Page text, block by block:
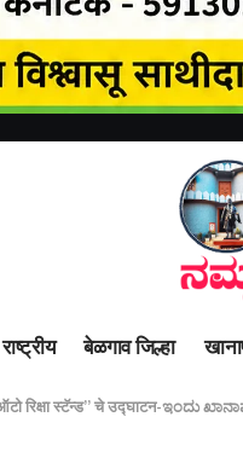
राष्ट्रीय बेळगाव जिल्हा
रिक्षा स्टॅन्ड” चे उद्घाटन-ಇಂದು